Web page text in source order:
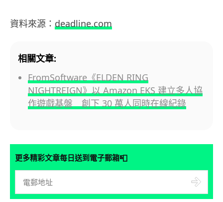
資料來源： deadline.com
相關文章:
FromSoftware《ELDEN RING
NIGHTREIGN》以 Amazon EKS 建立多人協
作遊戲基盤 創下 30 萬人同時在線紀錄
更多精彩文章每日送到電子郵箱📮